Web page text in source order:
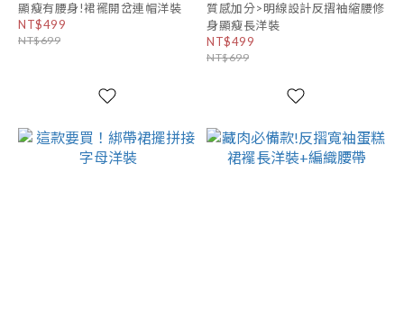
顯瘦有腰身!裙襬開岔連帽洋裝
NT$499
NT$699
質感加分>明線設計反摺袖縮腰修
身顯瘦長洋裝
NT$499
NT$699